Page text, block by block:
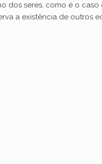
dos seres, como é o
a existência de outros